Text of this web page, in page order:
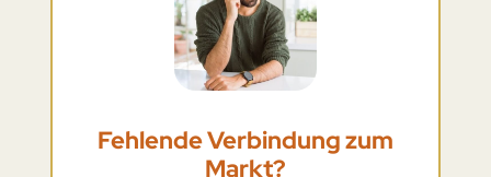
Fehlende Verbindung zum
Markt?